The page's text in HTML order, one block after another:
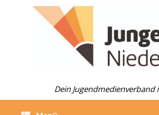
Dein Jugendmedienverband